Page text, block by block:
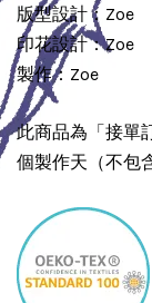
版型設計：Zoe
印花設計：Zoe
製作：Zoe
此商品為「接單
個製作天（不包